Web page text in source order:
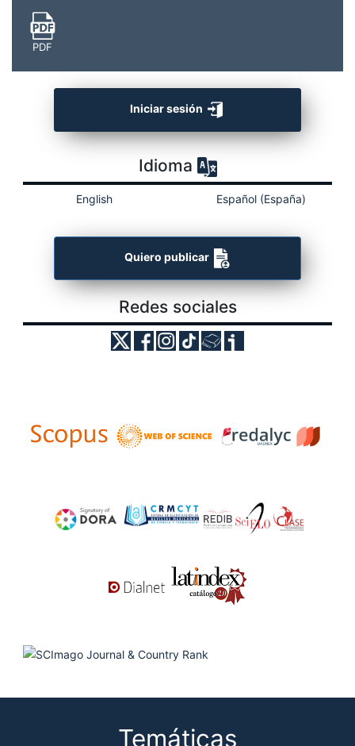
PDF
Iniciar sesión
Idioma
English Español (España)
Quiero publicar
Redes sociales
Temáticas